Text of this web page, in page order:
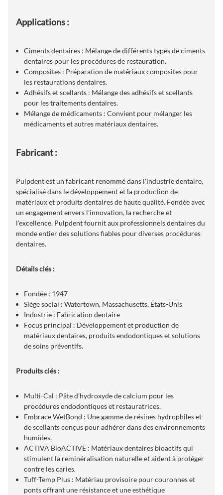
Applications :
Ciments dentaires : Mélange de différents types de ciments
dentaires pour les procédures de restauration.
Composites : Préparation de matériaux composites pour
les restaurations dentaires.
Adhésifs et scellants : Mélange des adhésifs et scellants
pour les traitements dentaires.
Mélange de médicaments : Convient pour mélanger les
médicaments et autres matériaux dentaires.
Fabricant :
Pulpdent est un fabricant renommé dans l'industrie dentaire,
spécialisé dans le développement et la production de
matériaux et produits dentaires de haute qualité. Fondée avec
un engagement envers l'innovation, la recherche et
l'excellence, Pulpdent fournit aux professionnels dentaires du
monde entier des solutions fiables pour diverses procédures
dentaires.
Détails clés :
Fondée : 1947
Siège social : Watertown, Massachusetts, États-Unis
Industrie : Fabrication dentaire
Focus principal : Développement et production de
matériaux dentaires, produits endodontiques et solutions
de soins préventifs.
Produits clés :
Multi-Cal : Pâte d'hydroxyde de calcium pour les
procédures endodontiques et restauratrices.
Embrace WetBond : Une gamme de résines hydrophiles et
de scellants conçus pour adhérer dans des environnements
humides.
ACTIVA BioACTIVE : Matériaux dentaires bioactifs qui
stimulent la reminéralisation naturelle et aident à protéger
contre les caries.
Tuff-Temp Plus : Matériau provisoire pour couronnes et
ponts offrant une résistance et une esthétique